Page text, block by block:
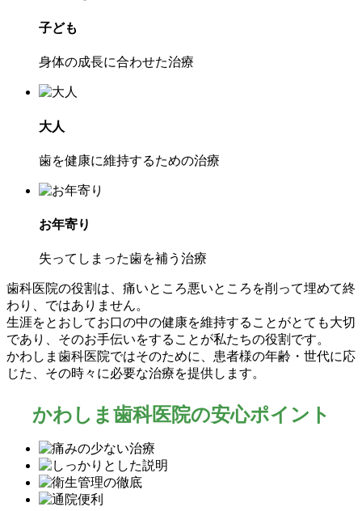
子ども
身体の成長に合わせた治療
大人
歯を健康に維持するための治療
お年寄り
失ってしまった歯を補う治療
歯科医院の役割は、痛いところ悪いところを削って埋めて終
わり、ではありません。
生涯をとおしてお口の中の健康を維持することがとても大切
であり、そのお手伝いをすることが私たちの役割です。
かわしま歯科医院ではそのために、患者様の年齢・世代に応
じた、その時々に必要な治療を提供します。
かわしま歯科医院の安心ポイント